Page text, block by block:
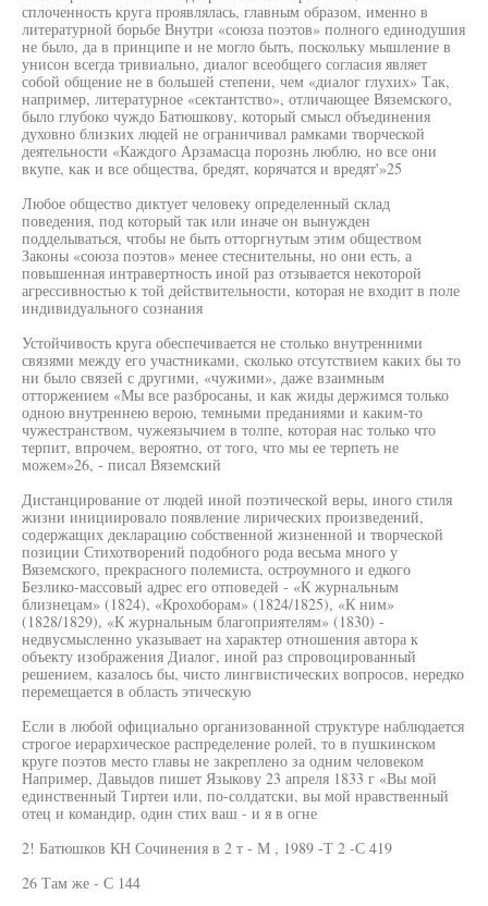
сплоченность круга проявлялась, главным образом, именно в
литературной борьбе Внутри «союза поэтов» полного единодушия
не было, да в принципе и не могло быть, поскольку мышление в
унисон всегда тривиально, диалог всеобщего согласия являет
собой общение не в большей степени, чем «диалог глухих» Так,
например, литературное «сектантство», отличающее Вяземского,
было глубоко чуждо Батюшкову, который смысл объединения
духовно близких людей не ограничивал рамками творческой
деятельности «Каждого Арзамасца порознь люблю, но все они
вкупе, как и все общества, бредят, корячатся и вредят'»25
Любое общество диктует человеку определенный склад
поведения, под который так или иначе он вынужден
подделываться, чтобы не быть отторгнутым этим обществом
Законы «союза поэтов» менее стеснительны, но они есть, а
повышенная интравертность иной раз отзывается некоторой
агрессивностью к той действительности, которая не входит в поле
индивидуального сознания
Устойчивость круга обеспечивается не столько внутренними
связями между его участниками, сколько отсутствием каких бы то
ни было связей с другими, «чужими», даже взаимным
отторжением «Мы все разбросаны, и как жиды держимся только
одною внутреннею верою, темными преданиями и каким-то
чужестранством, чужеязычием в толпе, которая нас только что
терпит, впрочем, вероятно, от того, что мы ее терпеть не
можем»26, - писал Вяземский
Дистанцирование от людей иной поэтической веры, иного стиля
жизни инициировало появление лирических произведений,
содержащих декларацию собственной жизненной и творческой
позиции Стихотворений подобного рода весьма много у
Вяземского, прекрасного полемиста, остроумного и едкого
Безлико-массовый адрес его отповедей - «К журнальным
близнецам» (1824), «Крохоборам» (1824/1825), «К ним»
(1828/1829), «К журнальным благоприятелям» (1830) -
недвусмысленно указывает на характер отношения автора к
объекту изображения Диалог, иной раз спровоцированный
решением, казалось бы, чисто лингвистических вопросов, нередко
перемещается в область этическую
Если в любой официально организованной структуре наблюдается
строгое иерархическое распределение ролей, то в пушкинском
круге поэтов место главы не закреплено за одним человеком
Например, Давыдов пишет Языкову 23 апреля 1833 г «Вы мой
единственный Тиртеи или, по-солдатски, вы мой нравственный
отец и командир, один стих ваш - и я в огне
2! Батюшков КН Сочинения в 2 т - М , 1989 -Т 2 -С 419
26 Там же - С 144